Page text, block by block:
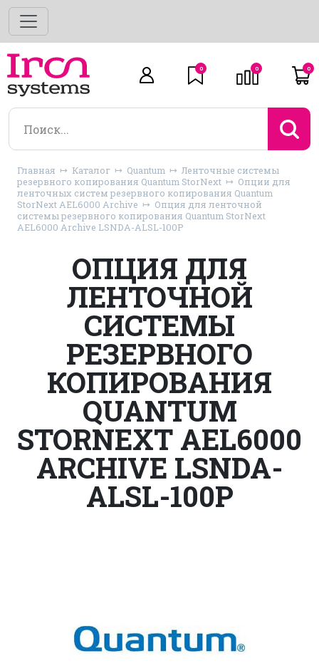
0 0 0
Главная Каталог Quantum
Ленточные системы
резервного копирования Quantum StorNext
Опции для
ленточных систем резервного копирования Quantum
StorNext AEL6000 Archive
Опция для ленточной
системы резервного копирования Quantum StorNext
AEL6000 Archive LSNDA-ALSL-100P
ОПЦИЯ ДЛЯ
ЛЕНТОЧНОЙ
СИСТЕМЫ
РЕЗЕРВНОГО
КОПИРОВАНИЯ
QUANTUM
STORNEXT AEL6000
ARCHIVE LSNDA-
ALSL-100P